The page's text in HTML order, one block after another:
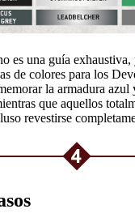
es una guía
de colores para los
la armadura azul
que aquellos
revestirse